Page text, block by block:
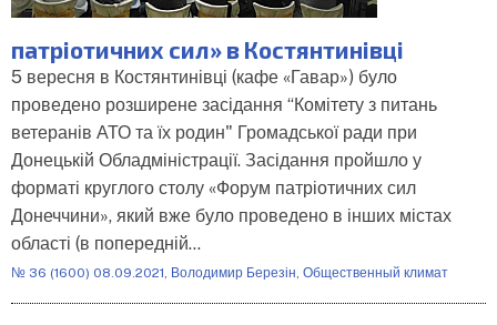
патріотичних сил» в Костянтинівці
5 вересня в Костянтинівці (кафе «Гавар») було
проведено розширене засідання “Комітету з питань
ветеранів АТО та їх родин" Громадської ради при
Донецькій Обладміністрації. Засідання пройшло у
форматі круглого столу «Форум патріотичних сил
Донеччини», який вже було проведено в інших містах
області (в попередній…
№ 36 (1600) 08.09.2021, Володимир Березін, Общественный климат